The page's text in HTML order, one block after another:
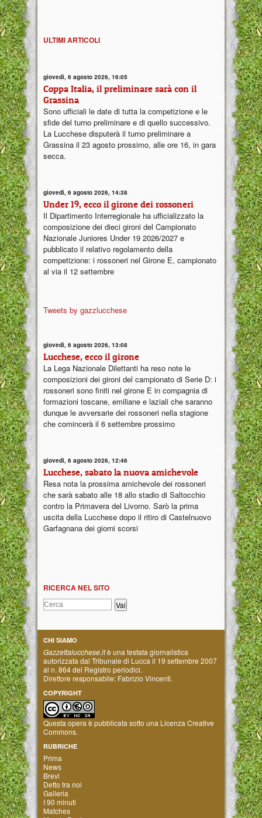
ULTIMI ARTICOLI
giovedì, 6 agosto 2026, 16:05
Coppa Italia, il preliminare sarà con il
Grassina
Sono ufficiali le date di tutta la competizione e le
sfide del turno preliminare e di quello successivo.
La Lucchese disputerà il turno preliminare a
Grassina il 23 agosto prossimo, alle ore 16, in gara
secca.
giovedì, 6 agosto 2026, 14:38
Under 19, ecco il girone dei rossoneri
Il Dipartimento Interregionale ha ufficializzato la
composizione dei dieci gironi del Campionato
Nazionale Juniores Under 19 2026/2027 e
pubblicato il relativo regolamento della
competizione: i rossoneri nel Girone E, campionato
al via il 12 settembre
Tweets by gazzlucchese
giovedì, 6 agosto 2026, 13:08
Lucchese, ecco il girone
La Lega Nazionale Dilettanti ha reso note le
composizioni dei gironi del campionato di Serie D: i
rossoneri sono finiti nel girone E in compagnia di
formazioni toscane, emiliane e laziali che saranno
dunque le avversarie dei rossoneri nella stagione
che comincerà il 6 settembre prossimo
giovedì, 6 agosto 2026, 12:46
Lucchese, sabato la nuova amichevole
Resa nota la prossima amichevole dei rossoneri
che sarà sabato alle 18 allo stadio di Saltocchio
contro la Primavera del Livorno. Sarò la prima
uscita della Lucchese dopo il ritiro di Castelnuovo
Garfagnana dei giorni scorsi
RICERCA NEL SITO
CHI SIAMO
Gazzettalucchese.itè una testata giornalistica
autorizzata dal Tribunale di Lucca il 19 settembre 2007
al n. 864 del Registro periodici.
Direttore responsabile: Fabrizio Vincenti.
COPYRIGHT
Questa opera è pubblicata sotto una Licenza Creative
Commons.
RUBRICHE
Prima
News
Brevi
Detto tra noi
Galleria
I 90 minuti
Matches